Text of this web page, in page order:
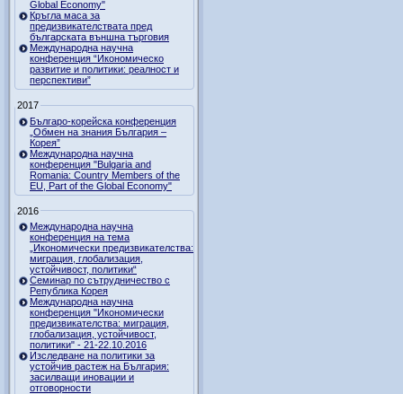
Global Economy"
Кръгла маса за
предизвикателствата пред
българската външна търговия
Международна научна
конференция “Икономическо
развитие и политики: реалност и
перспективи”
2017
Българо-корейска конференция
„Обмен на знания България –
Корея”
Международна научна
конференция "Bulgaria and
Romania: Country Members of the
EU, Part of the Global Economy"
2016
Международна научна
конференция на тема
„Икономически предизвикателства:
миграция, глобализация,
устойчивост, политики“
Семинар по сътрудничество с
Република Корея
Международна научна
конференция "Икономически
предизвикателства: миграция,
глобализация, устойчивост,
политики" - 21-22.10.2016
Изследване на политики за
устойчив растеж на България:
засилващи иновации и
отговорности